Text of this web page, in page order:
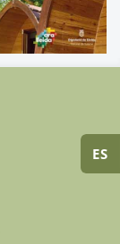
ES